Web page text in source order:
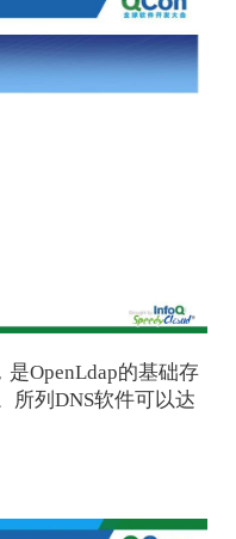
OpenLdap的基础存
所列DNS软件可以达